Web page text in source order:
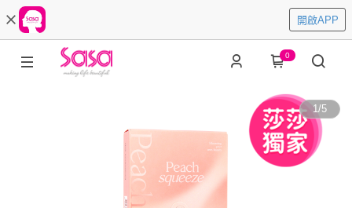
開啟APP
0
1/5